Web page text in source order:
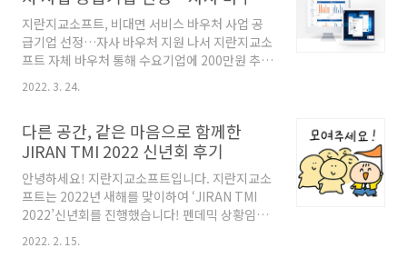
지원 나서
지란지교소프트, 비대면 서비스 바우처 사업 공
급기업 선정…자사 바우처 지원 나서 지란지교소
프트 자체 바우처 통해 수요기업에 200만원 추가
혜택 제공 기술력 바탕으로 3년 연속 선정...올해
정보유출방지 솔루션 '오피스키퍼', 기업용 메신
벤처기업부 주관 ‘비대면 서비스 바우처 사업’의
공급기업으로 선정됐다고 24일 밝혔다. 비대면
서비스 바우처 사업은 중소·벤처기업의 디지털
화 촉진 및 비대면 서비스 분야 육성을 위해 정부
에서 지원하는 사업으로, 지란지교소프트는 지난
2020년부터 3년 연속 해당 사업의 공급업체로
선정됐다. 네트워크·보안, 재택근무, 화상회의
2022. 3. 24.
다른 공간, 같은 마음으로 함께한
JIRAN TMI 2022 신년회 후기
안녕하세요! 지란지교소프트입니다. 지란지교소
프트는 2022년 새해를 맞이하여 ‘JIRAN TMI
2022’신년회를 진행했습니다! 펜데믹 상황임에
도 이번 신년회는 새로운(?) 공간에서 직원들이
모두 모인다고 하는데요! 그곳은 바로 메타버스
2022. 2. 15.